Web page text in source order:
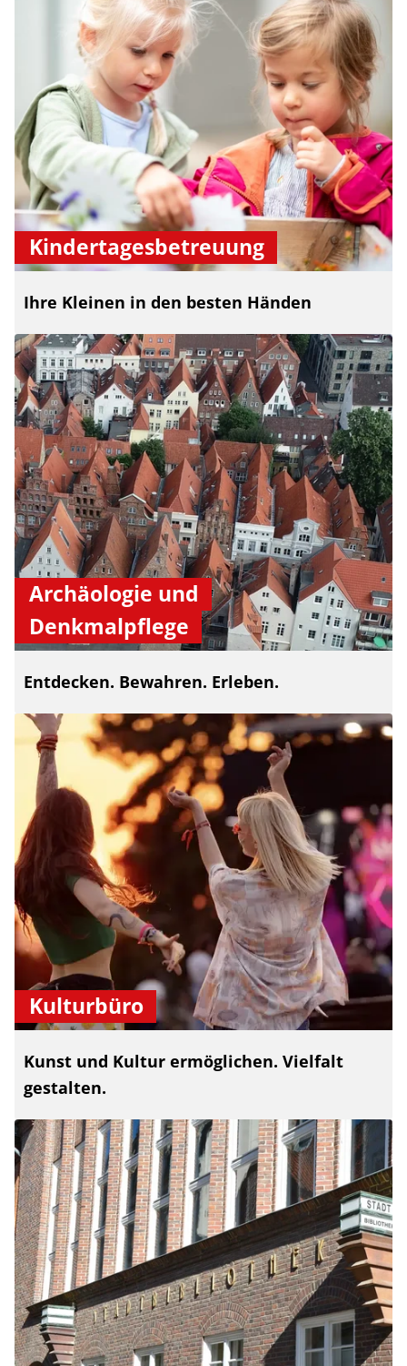
Kindertagesbetreuung
Ihre Kleinen in den besten Händen
Archäologie und
Denkmalpflege
Entdecken. Bewahren. Erleben.
Kulturbüro
Kunst und Kultur ermöglichen. Vielfalt
gestalten.